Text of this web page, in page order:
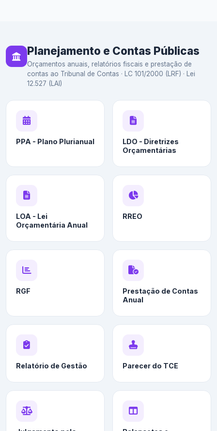
Planejamento e Contas Públicas
Orçamentos anuais, relatórios fiscais e prestação de
contas ao Tribunal de Contas · LC 101/2000 (LRF) · Lei
12.527 (LAI)
PPA - Plano Plurianual
LDO - Diretrizes
Orçamentárias
LOA - Lei
Orçamentária Anual
RREO
RGF
Prestação de Contas
Anual
Relatório de Gestão Parecer do TCE